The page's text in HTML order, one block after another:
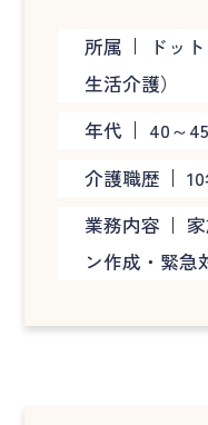
所属
ドッ
生活介護）
年代
40～
介護職歴
業務内容
ン作成・緊急